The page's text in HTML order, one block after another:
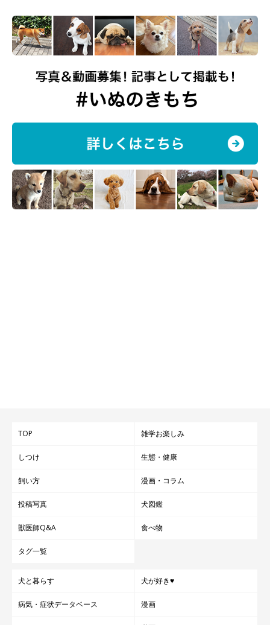
TOP 雑学お楽しみ
しつけ 生態・健康
飼い方 漫画・コラム
投稿写真 犬図鑑
獣医師Q&A 食べ物
タグ一覧
犬と暮らす 犬が好き♥
病気・症状データベース 漫画